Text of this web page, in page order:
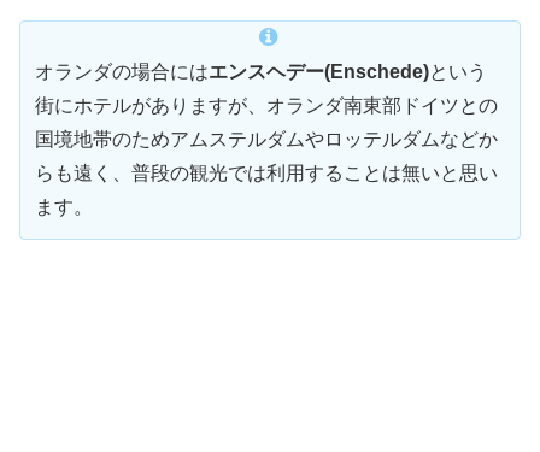
オランダの場合にはエンスヘデー(Enschede)という
街にホテルがありますが、オランダ南東部ドイツとの
国境地帯のためアムステルダムやロッテルダムなどか
らも遠く、普段の観光では利用することは無いと思い
ます。